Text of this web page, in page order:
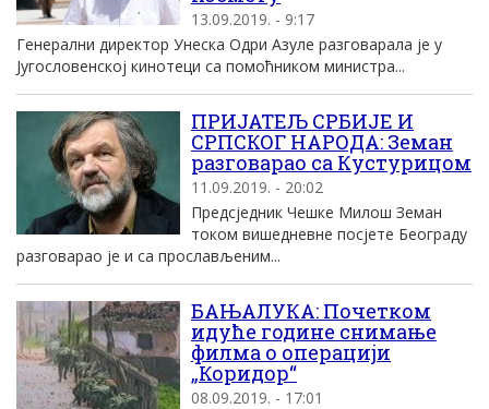
13.09.2019. - 9:17
Генерални директор Унеска Одри Азуле разговарала је у
Југословенској кинотеци са помоћником министра...
ПРИЈАТЕЉ СРБИЈЕ И
СРПСКОГ НАРОДА: Земан
разговарао са Кустурицом
11.09.2019. - 20:02
Предсједник Чешке Милош Земан
током вишедневне посјете Београду
разговарао је и са прослављеним...
БАЊАЛУКА: Почетком
идуће године снимање
филма о операцији
„Коридор“
08.09.2019. - 17:01